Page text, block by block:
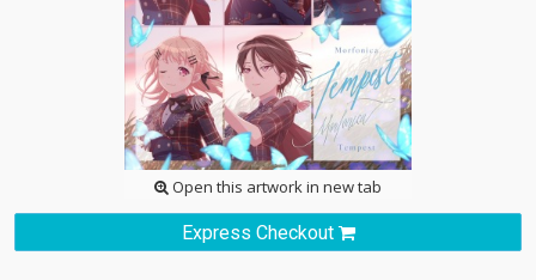
Open this artwork in new tab
Express Checkout